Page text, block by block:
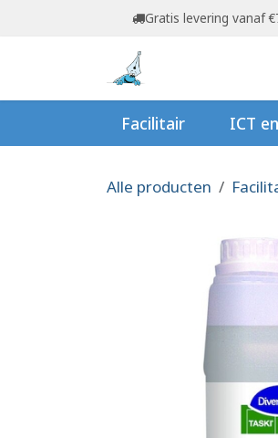
Overslaan naar inhoudGratis levering vanaf
Facilitair ICT
Alle producten